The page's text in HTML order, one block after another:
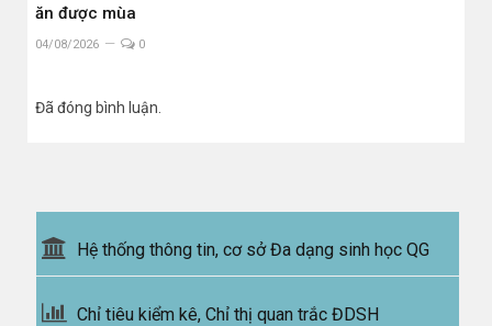
ăn được mùa
04/08/2026 0
Đã đóng bình luận.
Hệ thống thông tin, cơ sở Đa dạng sinh học QG
Chỉ tiêu kiểm kê, Chỉ thị quan trắc ĐDSH